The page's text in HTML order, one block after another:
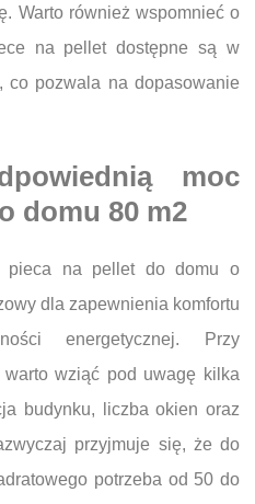
Warto również wspomnieć o
na pellet dostępne są w
co pozwala na dopasowanie
moc
domu 80 m2
pieca na pellet do domu o
dla zapewnienia komfortu
energetycznej. Przy
wziąć pod uwagę kilka
budynku, liczba okien oraz
przyjmuje się, że do
potrzeba od 50 do